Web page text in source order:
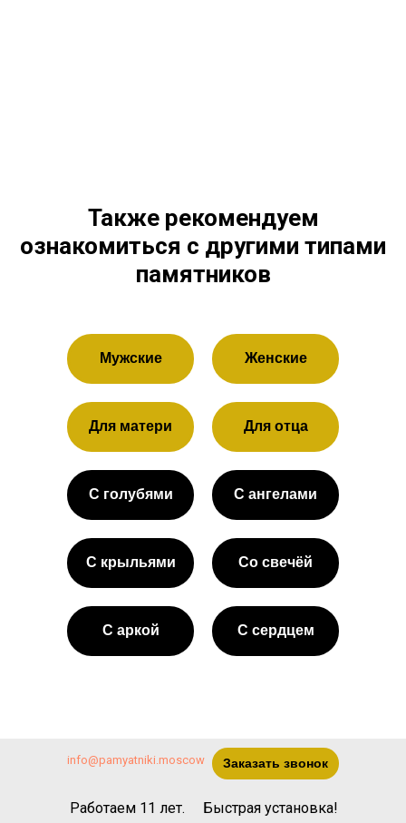
Также рекомендуем
ознакомиться с другими типами
памятников
Мужские Женские
Для отца
Для матери
С ангелами
С голубями
Со свечёй
С сердцем
С аркой
С крыльями
Работаем 11 лет.
info@pamyatniki.moscow
Быстрая установка!
Заказать звонок